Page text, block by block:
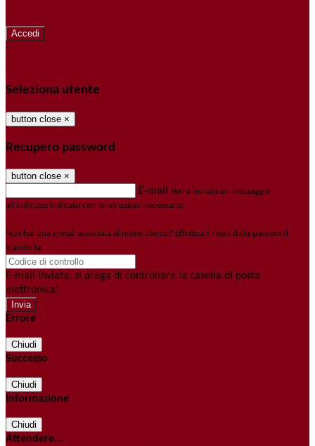
-
Seleziona utente
button close ×
Recupero password
button close ×
E-mail Verrà inviato un messaggio
all'indirizzo indicato con le istruzioni necessarie.
Non hai una e-mail associata al nome utente? Effettua il reset della password
tramite la
E-mail inviata, si prega di controllare la casella di posta
elettronica!
Errore
Chiudi
Successo
Chiudi
Informazione
Chiudi
Attendere...